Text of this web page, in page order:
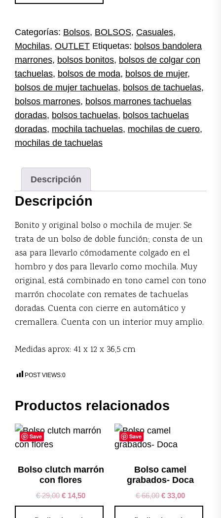
Categorías: Bolsos, BOLSOS, Casuales,
Mochilas, OUTLET Etiquetas: bolsos bandolera
marrones, bolsos bonitos, bolsos de colgar con
tachuelas, bolsos de moda, bolsos de mujer,
bolsos de mujer tachuelas, bolsos de tachuelas,
bolsos marrones, bolsos marrones tachuelas
doradas, bolsos tachuelas, bolsos tachuelas
doradas, mochila tachuelas, mochilas de cuero,
mochilas de tachuelas
Descripción
Descripción
Bonito y original bolso o mochila de mujer. Se
trata de un bolso de doble función; consta de un
asa para llevarlo cómodamente colgado en el
hombro y dos para llevarlo como mochila. Muy
original, está combinado en tono camel con tono
marrón chocolate con remates de tachuelas
doradas. Cuenta con cierre en automático y
cremallera. Cuenta con un interior muy amplio.
Medidas aprox: 41 x 12 x 36,5 cm
POST VIEWS:0
Productos relacionados
Save
Bolso clutch marrón
con flores
€29,00 € 14,50
Save
Bolso camel
grabados- Doca
€66,00 €33,00